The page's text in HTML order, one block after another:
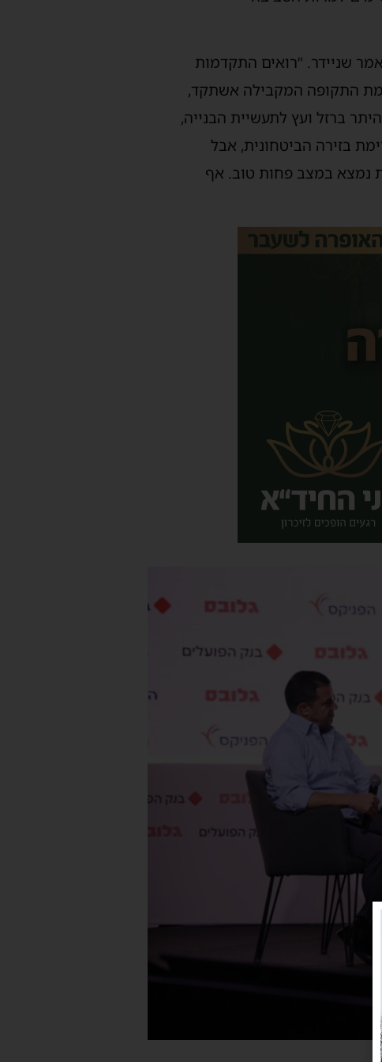
שניידר. “רואים התקדמות
ב־9 החודשים הראשונים לעומת התקופה המקבילה אשתקד,
בין היתר ברזל ועץ לתעשיית הבנייה,
בזירה הביטחונית, אבל
נמצא במצב פחות טוב. אף